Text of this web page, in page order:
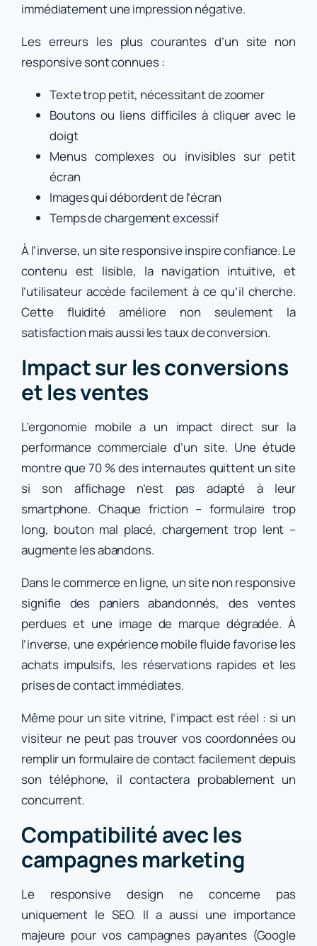
immédiatement une impression négative.
Les erreurs les plus courantes d’un site non
responsive sont connues :
Texte trop petit, nécessitant de zoomer
Boutons ou liens difficiles à cliquer avec le
doigt
Menus complexes ou invisibles sur petit
écran
Images qui débordent de l’écran
Temps de chargement excessif
À l’inverse, un site responsive inspire confiance. Le
contenu est lisible, la navigation intuitive, et
l’utilisateur accède facilement à ce qu’il cherche.
Cette fluidité améliore non seulement la
satisfaction mais aussi les taux de conversion.
Impact sur les conversions
et les ventes
L’ergonomie mobile a un impact direct sur la
performance commerciale d’un site. Une étude
montre que 70 % des internautes quittent un site
si son affichage n’est pas adapté à leur
smartphone. Chaque friction – formulaire trop
long, bouton mal placé, chargement trop lent –
augmente les abandons.
Dans le commerce en ligne, un site non responsive
signifie des paniers abandonnés, des ventes
perdues et une image de marque dégradée. À
l’inverse, une expérience mobile fluide favorise les
achats impulsifs, les réservations rapides et les
prises de contact immédiates.
Même pour un site vitrine, l’impact est réel : si un
visiteur ne peut pas trouver vos coordonnées ou
remplir un formulaire de contact facilement depuis
son téléphone, il contactera probablement un
concurrent.
Compatibilité avec les
campagnes marketing
Le responsive design ne concerne pas
uniquement le SEO. Il a aussi une importance
majeure pour vos campagnes payantes (Google